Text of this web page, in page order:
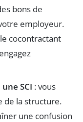
bons de
employeur.
cocontractant
SCI : vous
de la structure.
une confusion